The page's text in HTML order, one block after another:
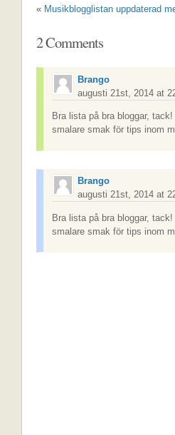
« Musikblogglistan uppdaterad
2 Comments
Brango
augusti 21st, 2014 at
Bra lista på bra bloggar,
smalare smak för tips inom
Brango
augusti 21st, 2014 at
Bra lista på bra bloggar,
smalare smak för tips inom